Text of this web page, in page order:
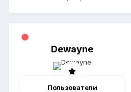
Dewayne
Пользователи